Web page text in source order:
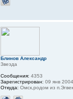
Блинов Александр
Звезда
Сообщения: 4353
Зарегистрирован: 09 янв
Откуда: Омск,родом из